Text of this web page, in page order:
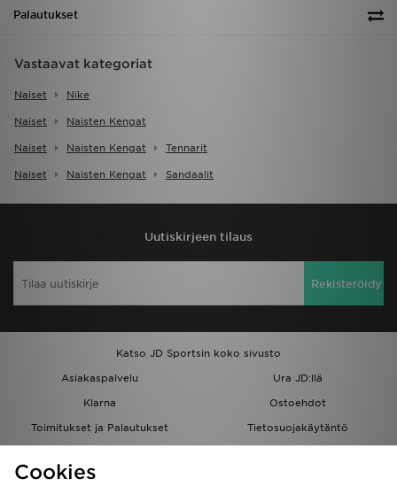
Palautukset
Vastaavat kategoriat
Naiset Nike
Naiset Naisten Kengat
Naiset Naisten Kengat Tennarit
Naiset Naisten Kengat Sandaalit
Uutiskirjeen tilaus
Rekisteröidy
Katso JD Sportsin koko sivusto
Asiakaspalvelu
Ura JD:llä
Klarna
Ostoehdot
Toimitukset ja Palautukset
Tietosuojakäytäntö
Löydä myymälä
Cookies